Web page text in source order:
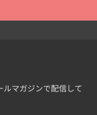
マガジンで配信して